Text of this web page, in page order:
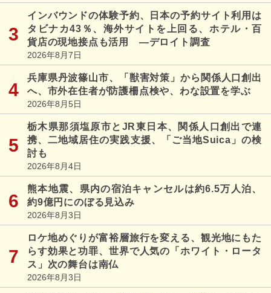
インバウンドの体験予約、日本の予約サイト利用は
タビナカ43％、海外サイトを上回る、ホテル・百
貨店の現地接点も活用 ―デロイト調査
2026年8月7日
兵庫県丹波篠山市、「獣害対策」から関係人口創出
へ、市外在住者が防護柵点検や、わな設置を学ぶ
2026年8月5日
栃木県那須塩原市とJR東日本、関係人口創出で連
携、二地域居住の実践支援、「ご当地Suica」の検
討も
2026年8月4日
熊本地震、県内の宿泊キャンセルは約6.5万人泊、
約9億円にのぼる見込み
2026年8月3日
ロケ地めぐりが富裕層旅行を変える、観光地にもた
らす効果と功罪、世界で人気の「ホワイト・ロータ
ス」次の舞台は南仏
2026年8月3日